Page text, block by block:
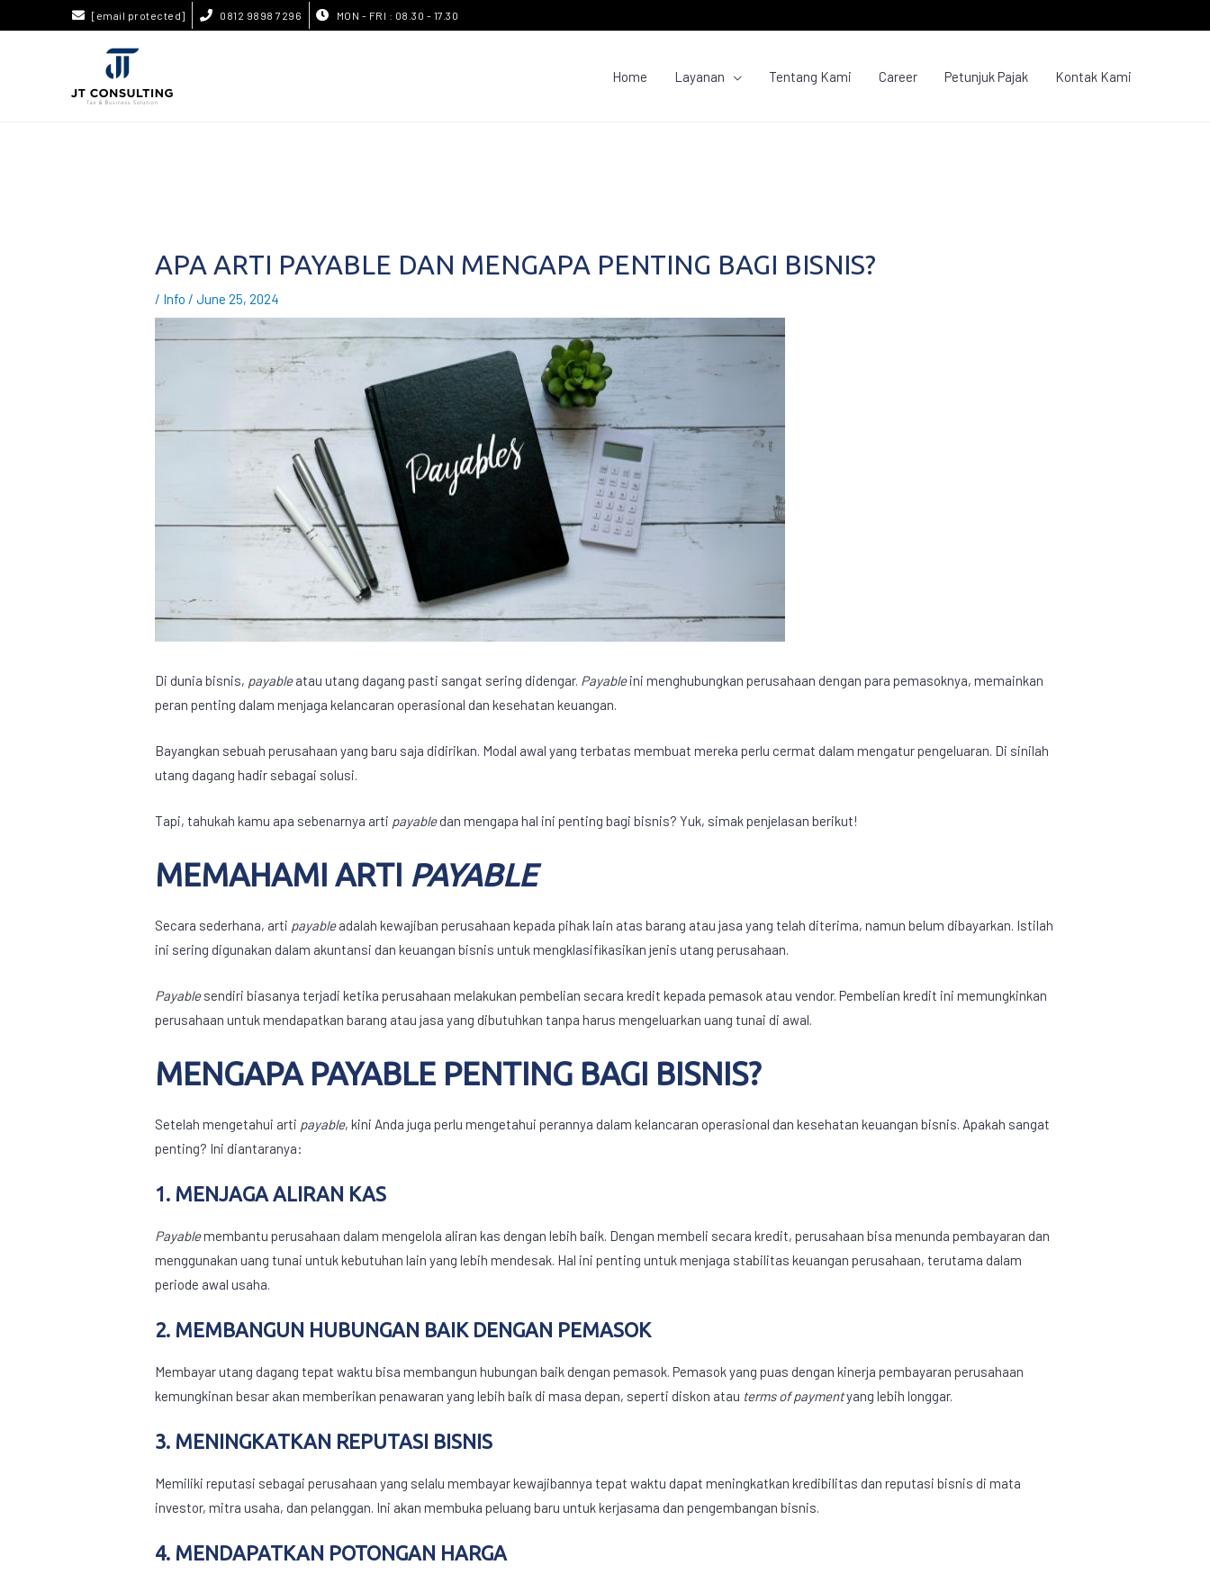
[email protected] 0812 9898 7296 MON - FRI : 08.30 - 17.30
Home Layanan Tentang Kami Career Petunjuk Pajak Kontak Kami
APA ARTI PAYABLE DAN MENGAPA PENTING BAGI BISNIS?
/ Info /June 25, 2024
Di dunia bisnis, payableatau utang dagang pasti sangat sering didengar. Payableini menghubungkan perusahaan dengan para pemasoknya, memainkan
peran penting dalam menjaga kelancaran operasional dan kesehatan keuangan.
Bayangkan sebuah perusahaan yang baru saja didirikan. Modal awal yang terbatas membuat mereka perlu cermat dalam mengatur pengeluaran. Di sinilah
utang dagang hadir sebagai solusi.
Tapi, tahukah kamu apa sebenarnya arti payabledan mengapa hal ini penting bagi bisnis? Yuk, simak penjelasan berikut!
MEMAHAMIARTI PAYABLE
Secara sederhana, arti payableadalah kewajiban perusahaan kepada pihak lain atas barang atau jasa yang telah diterima, namun belum dibayarkan. Istilah
ini sering digunakan dalam akuntansi dan keuangan bisnis untuk mengklasifikasikan jenis utang perusahaan.
Payablesendiri biasanya terjadi ketika perusahaan melakukan pembelian secara kredit kepada pemasok atau vendor. Pembelian kredit ini memungkinkan
perusahaan untuk mendapatkan barang atau jasa yang dibutuhkan tanpa harus mengeluarkan uang tunai di awal.
MENGAPA PAYABLE PENTING BAGI BISNIS?
Setelah mengetahui arti payable, kini Anda juga perlu mengetahui perannya dalam kelancaran operasional dan kesehatan keuangan bisnis. Apakah sangat
penting? Ini diantaranya:
1. MENJAGA ALIRAN KAS
Payablemembantu perusahaan dalam mengelola aliran kas dengan lebih baik. Dengan membeli secara kredit, perusahaan bisa menunda pembayaran dan
menggunakan uang tunai untuk kebutuhan lain yang lebih mendesak. Hal ini penting untuk menjaga stabilitas keuangan perusahaan, terutama dalam
periode awal usaha.
2. MEMBANGUN HUBUNGAN BAIK DENGAN PEMASOK
Membayar utang dagang tepat waktu bisa membangun hubungan baik dengan pemasok. Pemasok yang puas dengan kinerja pembayaran perusahaan
kemungkinan besar akan memberikan penawaran yang lebih baik di masa depan, seperti diskon atau terms of paymentyang lebih longgar.
3. MENINGKATKAN REPUTASI BISNIS
Memiliki reputasi sebagai perusahaan yang selalu membayar kewajibannya tepat waktu dapat meningkatkan kredibilitas dan reputasi bisnis di mata
investor, mitra usaha, dan pelanggan. Ini akan membuka peluang baru untuk kerjasama dan pengembangan bisnis.
4. MENDAPATKAN POTONGAN HARGA